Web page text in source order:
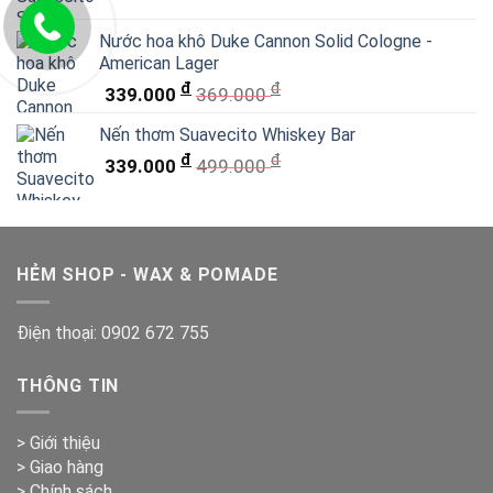
Nước hoa khô Duke Cannon Solid Cologne -
American Lager
339.000 đ 369.000đ
Nến thơm Suavecito Whiskey Bar
339.000 đ 499.000đ
HẺM SHOP - WAX & POMADE
Điện thoại: 0902 672 755
THÔNG TIN
> Giới thiệu
> Giao hàng